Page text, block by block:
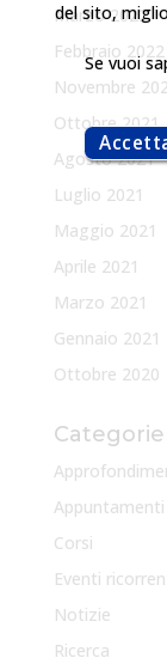
Marzo 2022
Febbraio 2022
Novembre
Ottobre 2021
Agosto 2021
Luglio 2021
Maggio 2021
Aprile 2021
Marzo 2021
Gennaio 2021
Ottobre 2020
Categorie
Appuntamenti
Corsi
Eventi
Notizie
Ricerca
del sito,
Se vuoi